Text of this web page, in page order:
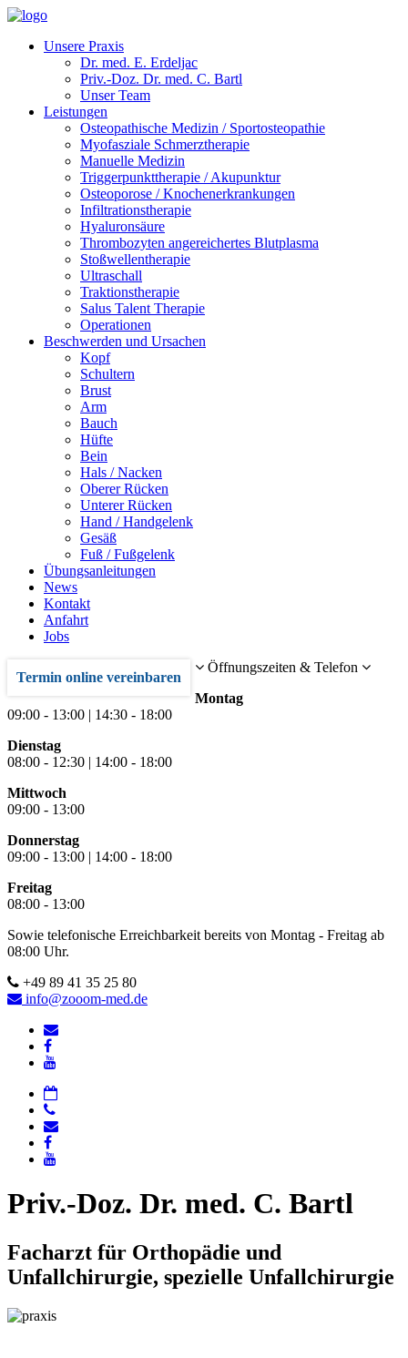
Unsere Praxis
Dr. med. E. Erdeljac
Priv.-Doz. Dr. med. C. Bartl
Unser Team
Leistungen
Osteopathische Medizin / Sportosteopathie
Myofasziale Schmerztherapie
Manuelle Medizin
Triggerpunkttherapie / Akupunktur
Osteoporose / Knochenerkrankungen
Infiltrationstherapie
Hyaluronsäure
Thrombozyten angereichertes Blutplasma
Stoßwellentherapie
Ultraschall
Traktionstherapie
Salus Talent Therapie
Operationen
Beschwerden und Ursachen
Kopf
Schultern
Brust
Arm
Bauch
Hüfte
Bein
Hals / Nacken
Oberer Rücken
Unterer Rücken
Hand / Handgelenk
Gesäß
Fuß / Fußgelenk
Übungsanleitungen
News
Kontakt
Anfahrt
Jobs
Termin online vereinbaren
Öffnungszeiten & Telefon
Montag
09:00 - 13:00 | 14:30 - 18:00
Dienstag
08:00 - 12:30 | 14:00 - 18:00
Mittwoch
09:00 - 13:00
Donnerstag
09:00 - 13:00 | 14:00 - 18:00
Freitag
08:00 - 13:00
Sowie telefonische Erreichbarkeit bereits von Montag - Freitag ab
08:00 Uhr.
+49 89 41 35 25 80
info@zooom-med.de
Priv.-Doz. Dr. med. C. Bartl
Facharzt für Orthopädie und
Unfallchirurgie, spezielle Unfallchirurgie